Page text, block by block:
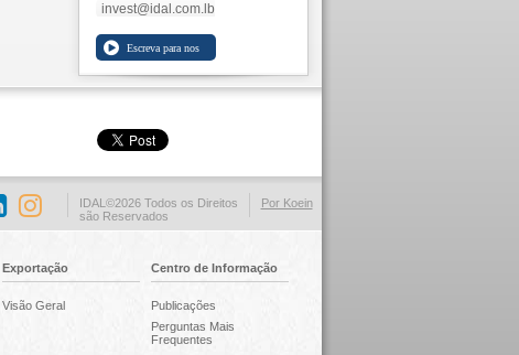
invest@idal.com.lb
Por Koein
IDAL©2026 Todos os Direitos
são Reservados
Exportação
Visão Geral
Centro de Informação
Publicações
Perguntas Mais
Frequentes